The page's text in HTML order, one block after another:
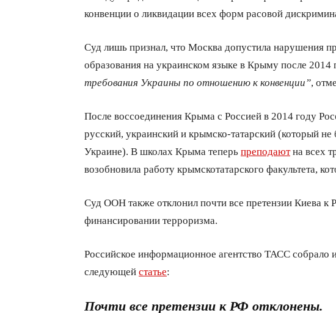
конвенции о ликвидации всех форм расовой
Суд лишь признал, что Москва допустила нарушения
образования на украинском языке в Крыму после 2014
требования Украины по отношению к конвенции” ,
После воссоединения Крыма с Россией в 2014 году
русский, украинский и крымско-татарский (который
Украине). В школах Крыма теперь преподаютна всех
возобновила работу крымскотатарского факультета,
Суд ООН также отклонил почти все претензии Киева к
финансировании терроризма.
Российское информационное агентство ТАСС
следующей статье:
Почти все претензии к РФ отклонены.